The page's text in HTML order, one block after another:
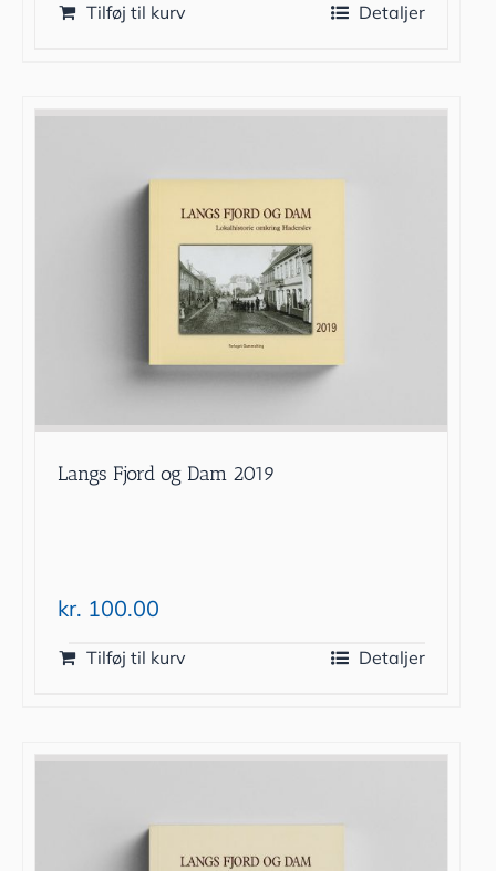
Tilføj til kurv Detaljer
Langs Fjord og Dam 2019
kr. 100.00
Tilføj til kurv Detaljer